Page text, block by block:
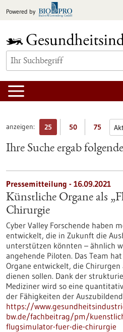
Inhalt
Powered by
anzeigen: 25 50 75
Ihre Suche ergab
Pressemitteilung - 16.09.2021
Künstliche Organe als
Chirurgie
Cyber Valley Forschende haben
entwickelt, die in Zukunft die
unterstützen könnten – ähnlich
angehende Piloten. Das Team
Organe entwickelt, die
dienen sollen. Dank der
Mediziner wird so eine
der Fähigkeiten der
https://
bw.de/fachbeitrag/pm/
flugsimulator-fuer-die-chirurgie